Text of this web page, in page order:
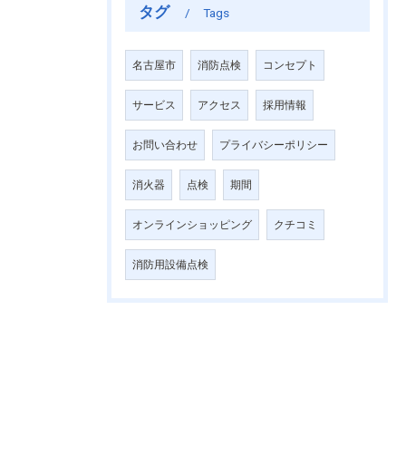
タグ Tags
名古屋市 消防点検 コンセプト
サービス アクセス 採用情報
お問い合わせ プライバシーポリシー
消火器 点検 期間
オンラインショッピング クチコミ
消防用設備点検